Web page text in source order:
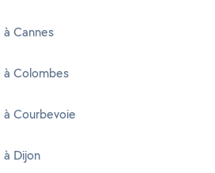
Cannes
à Colombes
Courbevoie
Dijon